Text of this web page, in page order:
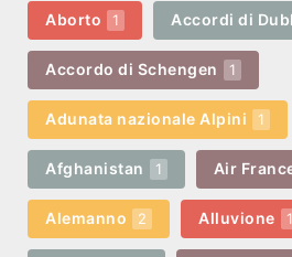
Aborto 1 Accordi di
Accordo di Schengen 1
Adunata nazionale Alpini 1
Afghanistan 1 Air
Alemanno 2 Alluvione 1